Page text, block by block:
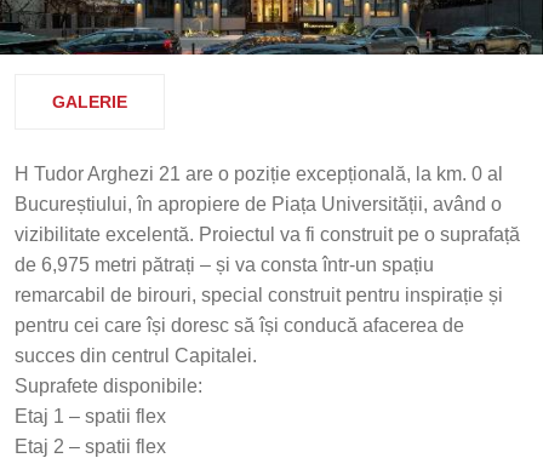
GALERIE
H Tudor Arghezi 21 are o poziție excepțională, la km. 0 al
Bucureștiului, în apropiere de Piața Universității, având o
vizibilitate excelentă. Proiectul va fi construit pe o suprafață
de 6,975 metri pătrați – și va consta într-un spațiu
remarcabil de birouri, special construit pentru inspirație și
pentru cei care își doresc să își conducă afacerea de
succes din centrul Capitalei.
Suprafete disponibile:
Etaj 1 – spatii flex
Etaj 2 – spatii flex